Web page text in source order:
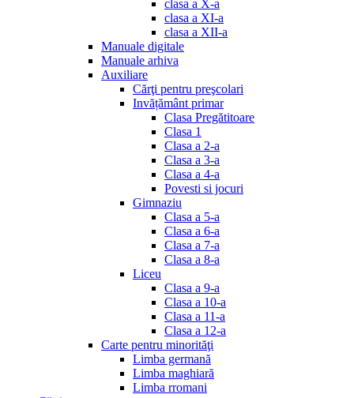
clasa a X-a
clasa a XI-a
clasa a XII-a
Manuale digitale
Manuale arhiva
Auxiliare
Cărţi pentru preşcolari
Invățământ primar
Clasa Pregătitoare
Clasa 1
Clasa a 2-a
Clasa a 3-a
Clasa a 4-a
Povesti si jocuri
Gimnaziu
Clasa a 5-a
Clasa a 6-a
Clasa a 7-a
Clasa a 8-a
Liceu
Clasa a 9-a
Clasa a 10-a
Clasa a 11-a
Clasa a 12-a
Carte pentru minorităţi
Limba germană
Limba maghiară
Limba rromani